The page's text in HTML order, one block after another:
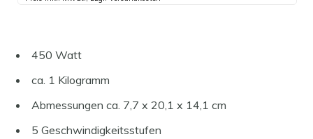
450 Watt
ca. 1 Kilogramm
Abmessungen ca. 7,7 x 20,1 x 14,1 cm
5 Geschwindigkeitsstufen